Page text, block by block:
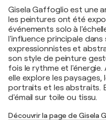
Gisela Gaffoglio est une
les peintures ont été
événements solo à
l'influence principale
expressionnistes et
son style de peinture
fois le rythme et
elle explore les paysages,
portraits et les abstraits.
d'émail sur toile ou tissu.
Découvrir la page de Gisela